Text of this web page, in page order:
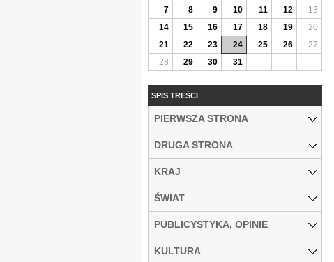
7
8 9 10 11 12
13
14
15 16 17 18 19
20
21
22 23 24 25 26
27
28
29 30 31
SPIS TREŚCI
PIERWSZA STRONA
DRUGA STRONA
KRAJ
ŚWIAT
PUBLICYSTYKA, OPINIE
KULTURA